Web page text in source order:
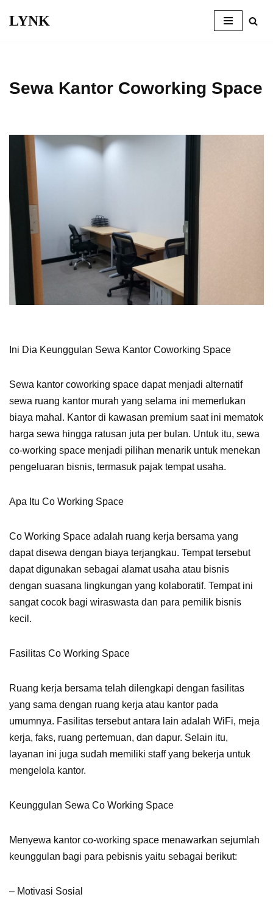
LYNK
Sewa Kantor Coworking Space
Ini Dia Keunggulan Sewa Kantor Coworking Space
Sewa kantor coworking space dapat menjadi alternatif
sewa ruang kantor murah yang selama ini memerlukan
biaya mahal. Kantor di kawasan premium saat ini mematok
harga sewa hingga ratusan juta per bulan. Untuk itu, sewa
co-working space menjadi pilihan menarik untuk menekan
pengeluaran bisnis, termasuk pajak tempat usaha.
Apa Itu Co Working Space
Co Working Space adalah ruang kerja bersama yang
dapat disewa dengan biaya terjangkau. Tempat tersebut
dapat digunakan sebagai alamat usaha atau bisnis
dengan suasana lingkungan yang kolaboratif. Tempat ini
sangat cocok bagi wiraswasta dan para pemilik bisnis
kecil.
Fasilitas Co Working Space
Ruang kerja bersama telah dilengkapi dengan fasilitas
yang sama dengan ruang kerja atau kantor pada
umumnya. Fasilitas tersebut antara lain adalah WiFi, meja
kerja, faks, ruang pertemuan, dan dapur. Selain itu,
layanan ini juga sudah memiliki staff yang bekerja untuk
mengelola kantor.
Keunggulan Sewa Co Working Space
Menyewa kantor co-working space menawarkan sejumlah
keunggulan bagi para pebisnis yaitu sebagai berikut:
– Motivasi Sosial